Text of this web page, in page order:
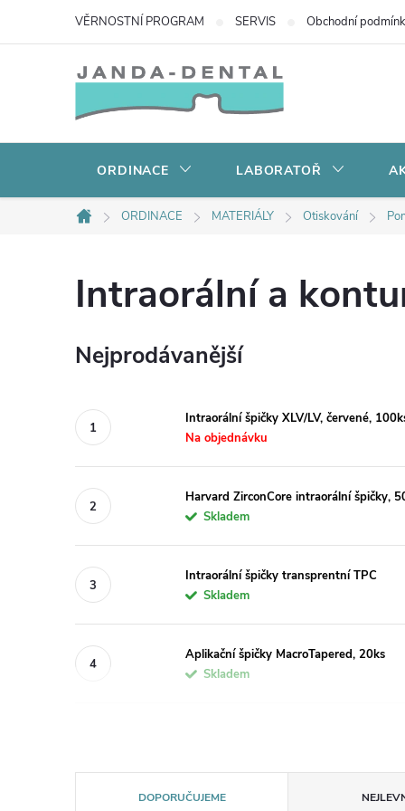
VĚRNOSTNÍ PROGRAM SERVIS Obchodní
ORDINACE LABORATOŘ
Domů
ORDINACE MATERIÁLY Otiskování
Intraorální a
Nejprodávanější
Intraorální špičky XLV/LV, červené,
Na objednávku
Harvard ZirconCore intraorální špičky,
Skladem
Intraorální špičky transprentní TPC
Skladem
Aplikační špičky MacroTapered, 20ks
Skladem
DOPORUČUJEME